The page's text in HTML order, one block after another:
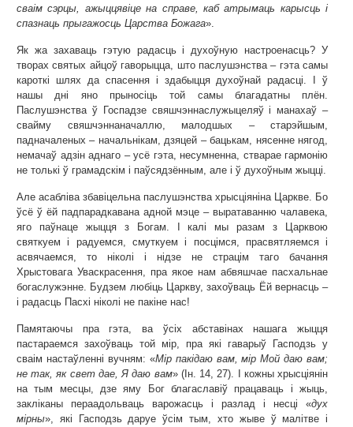
сваім сэрцы, ажыццявіце на справе, каб атрымаць карысць і
спазнаць прыгажосць Царства Божага».
Як жа захаваць гэтую радасць і духоўную настроенасць? У
творах святых айцоў гаворыцца, што паслушэнства – гэта самы
кароткі шлях да спасення і здабыцця духоўнай радасці. І ў
нашы дні яно прыносіць той самы благадатны плён.
Паслушэнства ў Госпадзе свяшчэннаслужыцеляў і манахаў –
свайму свяшчэннаначаллю, малодшых – старэйшым,
падначаленых – начальнікам, дзяцей – бацькам, нясенне нягод,
немачаў адзін аднаго – усё гэта, несумненна, стварае гармонію
не толькі ў грамадскім і паўсядзённым, але і ў духоўным жыцці.
Але асабліва збавіцельна паслушэнства хрысціяніна Царкве. Бо
ўсё ў ёй падпарадкавана адной мэце – выратаванню чалавека,
яго паўнаце жыцця з Богам. І калі мы разам з Царквою
святкуем і радуемся, смуткуем і посцімся, прасвятляемся і
асвячаемся, то ніколі і нідзе не страцім таго бачання
Хрыстовага Уваскрасення, пра якое нам абвяшчае пасхальнае
богаслужэнне. Будзем любіць Царкву, захоўваць Ёй вернасць –
і радасць Пасхі ніколі не пакіне нас!
Памятаючы пра гэта, ва ўсіх абставінах нашага жыцця
пастараемся захоўваць той мір, пра які гаварыў Гасподзь у
сваім настаўленні вучням: «Мір пакідаю вам, мір Мой даю вам;
не так, як свет дае, Я даю вам» (Ін. 14, 27). І кожны хрысціянін
на тым месцы, дзе яму Бог благаславіў працаваць і жыць,
закліканы пераадольваць варожасць і разлад і несці «дух
мірны», які Гасподзь даруе ўсім тым, хто жыве ў малітве і